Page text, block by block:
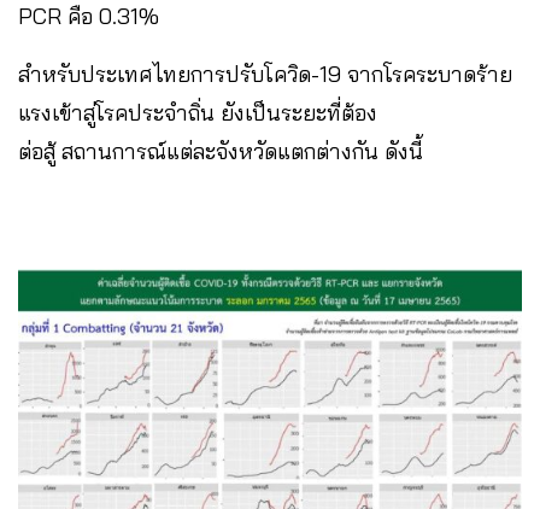
PCR คือ 0.31%
สำหรับประเทศไทยการปรับโควิด-19 จากโรคระบาดร้าย
แรงเข้าสู่โรคประจำถิ่น ยังเป็นระยะที่ต้อง
ต่อสู้ สถานการณ์แต่ละจังหวัดแตกต่างกัน ดังนี้